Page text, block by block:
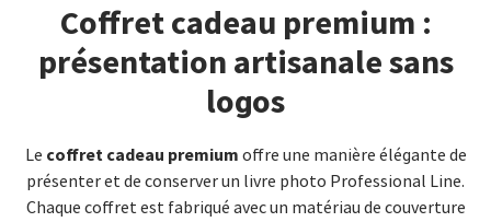
Coffret cadeau premium :
présentation artisanale sans
logos
Le coffret cadeau premium offre une manière élégante de
présenter et de conserver un livre photo Professional Line.
Chaque coffret est fabriqué avec un matériau de couverture